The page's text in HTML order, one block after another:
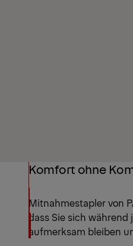
Komfort ohne
Mitnahmestapler von
dass Sie sich
aufmerksam bleiben